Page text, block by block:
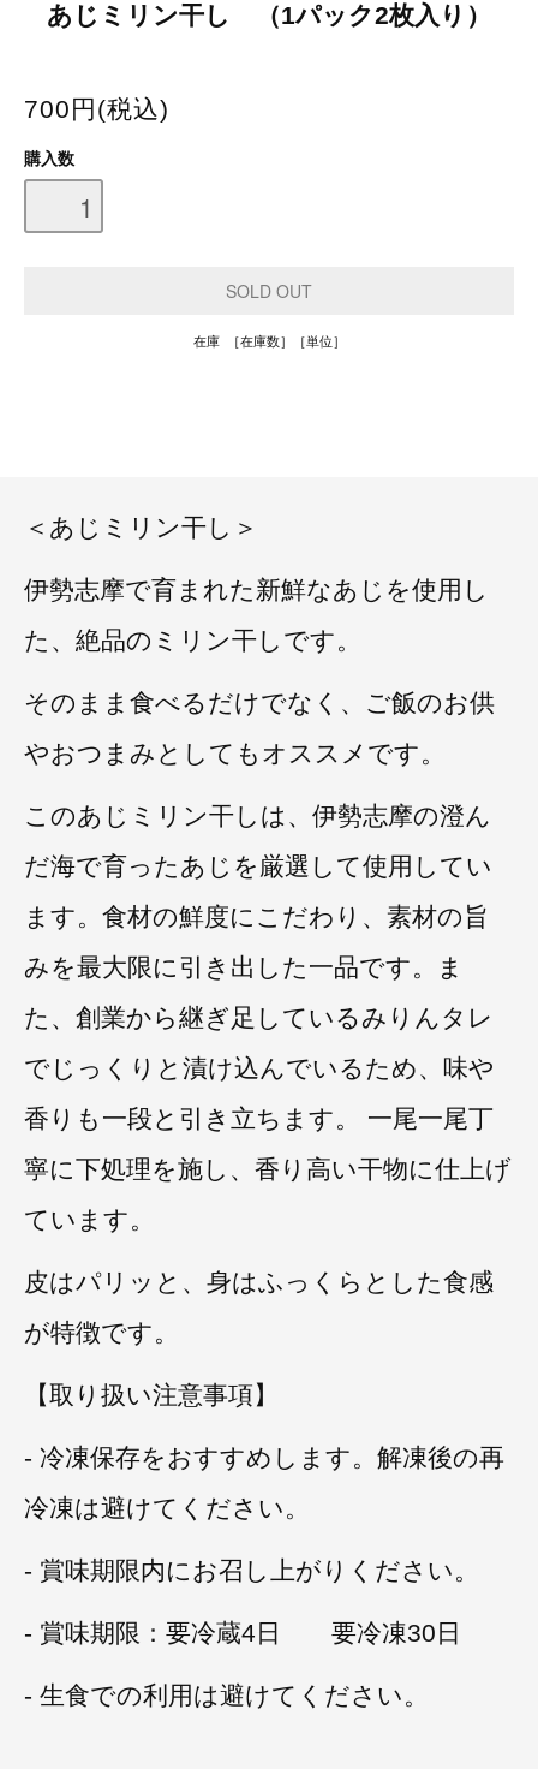
あじミリン干し （1パック2枚入り）
700円(税込)
購入数
在庫 ［在庫数］［単位］
＜あじミリン干し＞
伊勢志摩で育まれた新鮮なあじを使用し
た、絶品のミリン干しです。
そのまま食べるだけでなく、ご飯のお供
やおつまみとしてもオススメです。
このあじミリン干しは、伊勢志摩の澄ん
だ海で育ったあじを厳選して使用してい
ます。食材の鮮度にこだわり、素材の旨
みを最大限に引き出した一品です。ま
た、創業から継ぎ足しているみりんタレ
でじっくりと漬け込んでいるため、味や
香りも一段と引き立ちます。 一尾一尾丁
寧に下処理を施し、香り高い干物に仕上げ
ています。
皮はパリッと、身はふっくらとした食感
が特徴です。
【取り扱い注意事項】
- 冷凍保存をおすすめします。解凍後の再
冷凍は避けてください。
- 賞味期限内にお召し上がりください。
- 賞味期限：要冷蔵4日 要冷凍30日
- 生食での利用は避けてください。